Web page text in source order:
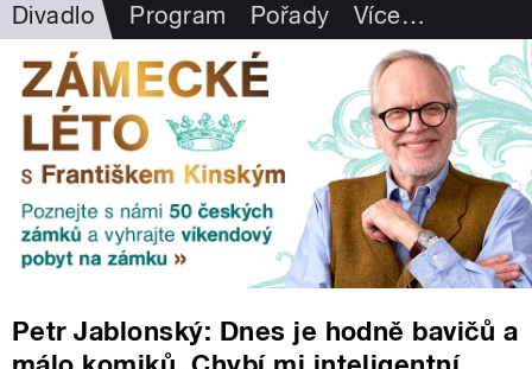
Divadlo Program Pořady Více…
Petr Jablonský: Dnes je hodně bavičů a